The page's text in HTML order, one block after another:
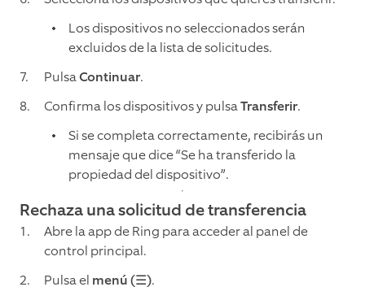
Los dispositivos no seleccionados serán
excluidos de la lista de solicitudes.
PulsaContinuar.
Confirma los dispositivos y pulsaTransferir.
Si se completa correctamente, recibirás un
mensaje que dice “Se ha transferido la
propiedad del dispositivo”.
Rechaza una solicitud de transferencia
Abre la app de Ring para acceder al panel de
control principal.
Pulsa el menú (☰).